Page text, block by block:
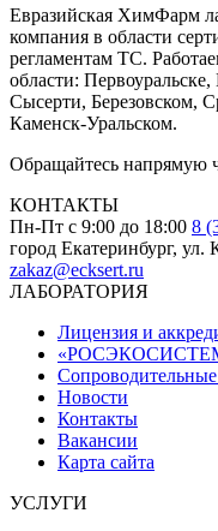
Евразийская ХимФарм
компания в области
регламентам ТС.
области:
Сысерти, Березовском,
Каменск-Уральском.
Обращайтесь напрямую
КОНТАКТЫ
Пн-Пт с 9:00 до 18:00 8
город Екатеринбург, ул.
zakaz@ecksert.ru
ЛАБОРАТОРИЯ
Лицензия и
Новости
Контакты
Вакансии
Карта сайта
УСЛУГИ